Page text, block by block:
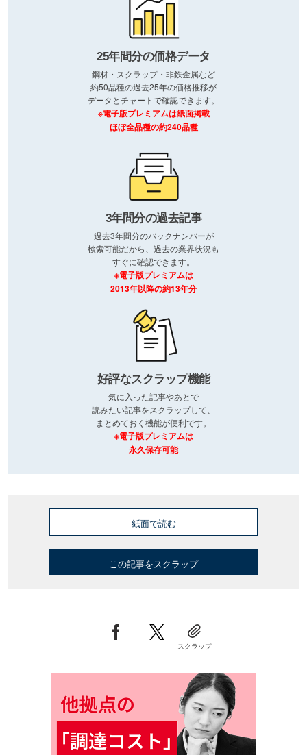
25年間分の価格データ
鋼材・スクラップ・非鉄金属など
約50品種の過去25年の価格推移が
データとチャートで確認できます。
※電子版プレミアムは紙面掲載
ほぼ全品種の約240品種
3年間分の過去記事
過去3年間分のバックナンバーが
検索可能だから、過去の業界状況も
すぐに確認できます。
※電子版プレミアムは
2013年以降の約13年分
好評なスクラップ機能
気に入った記事やあとで
読みたい記事をスクラップして、
まとめておく機能が便利です。
※電子版プレミアムは
永久保存可能
紙面で読む
この記事をスクラップ
スクラップ